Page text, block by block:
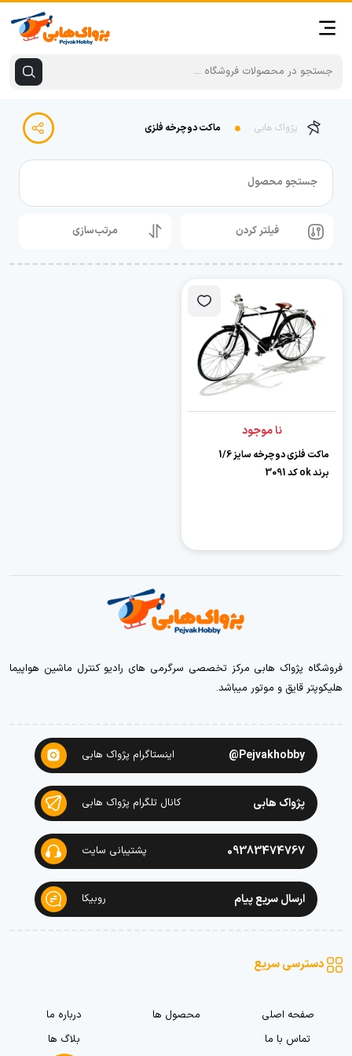
پژواک هابی ماکت دوچرخه فلزی
جستجو محصول
فیلتر کردن مرتب‌سازی
نا موجود
ماکت فلزی دوچرخه سایز 1/6
برند ok کد 3091
فروشگاه پژواک هابی مرکز تخصصی سرگرمی های رادیو کنترل ماشین هواپیما
هلیکوپتر قایق و موتور میباشد.
Pejvakhobby@ اینستاگرام پژواک هابی
پژواک هابی کانال تلگرام پژواک هابی
09383474767 پشتیبانی سایت
ارسال سریع پیام روبیکا
دسترسی سریع
صفحه اصلی محصول ها
درباره ما
تماس با ما
بلاگ ها